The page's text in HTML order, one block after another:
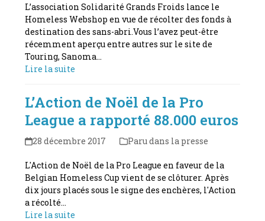
L’association Solidarité Grands Froids lance le
Homeless Webshop en vue de récolter des fonds à
destination des sans-abri.Vous l’avez peut-être
récemment aperçu entre autres sur le site de
Touring, Sanoma…
Lire la suite
L’Action de Noël de la Pro
League a rapporté 88.000 euros
28 décembre 2017 Paru dans la presse
L'Action de Noël de la Pro League en faveur de la
Belgian Homeless Cup vient de se clôturer. Après
dix jours placés sous le signe des enchères, l'Action
a récolté…
Lire la suite